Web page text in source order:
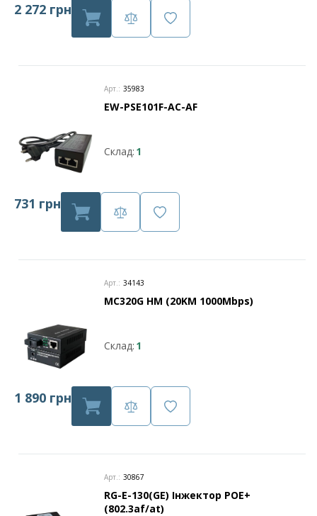
2 272 грн
Арт.: 35983
EW-PSE101F-AC-AF
Склад: 1
731 грн
Арт.: 34143
MC320G HM (20KM 1000Mbps)
Склад: 1
1 890 грн
Арт.: 30867
RG-E-130(GE) Інжектор POE+
(802.3af/at)